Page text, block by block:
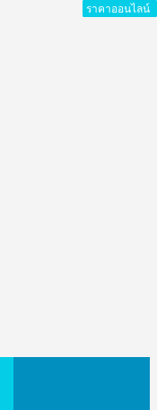
ราคาออนไลน์
ราคาออนไลน์
ราคาออนไลน์
ราคาออนไลน์
ราคาออนไลน์
ราคาออนไลน์
ราคาออนไลน์
ราคาออนไลน์